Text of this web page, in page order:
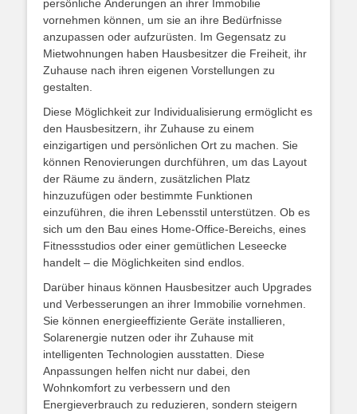
persönliche Änderungen an ihrer Immobilie
vornehmen können, um sie an ihre Bedürfnisse
anzupassen oder aufzurüsten. Im Gegensatz zu
Mietwohnungen haben Hausbesitzer die Freiheit, ihr
Zuhause nach ihren eigenen Vorstellungen zu
gestalten.
Diese Möglichkeit zur Individualisierung ermöglicht es
den Hausbesitzern, ihr Zuhause zu einem
einzigartigen und persönlichen Ort zu machen. Sie
können Renovierungen durchführen, um das Layout
der Räume zu ändern, zusätzlichen Platz
hinzuzufügen oder bestimmte Funktionen
einzuführen, die ihren Lebensstil unterstützen. Ob es
sich um den Bau eines Home-Office-Bereichs, eines
Fitnessstudios oder einer gemütlichen Leseecke
handelt – die Möglichkeiten sind endlos.
Darüber hinaus können Hausbesitzer auch Upgrades
und Verbesserungen an ihrer Immobilie vornehmen.
Sie können energieeffiziente Geräte installieren,
Solarenergie nutzen oder ihr Zuhause mit
intelligenten Technologien ausstatten. Diese
Anpassungen helfen nicht nur dabei, den
Wohnkomfort zu verbessern und den
Energieverbrauch zu reduzieren, sondern steigern